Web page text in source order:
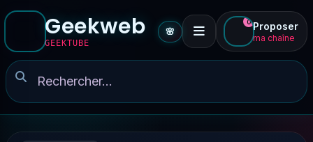
Geekweb
GEEKTUBE
🌸
0 Proposer
ma chaîne